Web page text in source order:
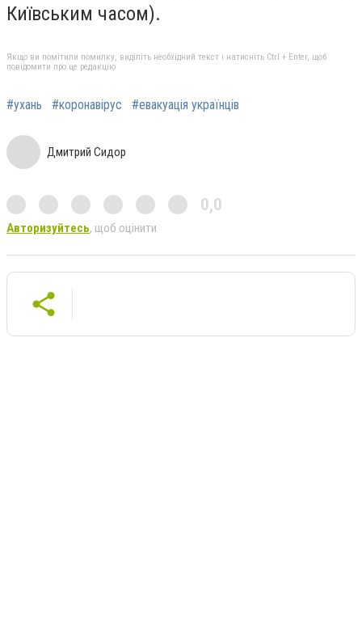
Київським часом).
Якщо ви помітили помилку, виділіть необхідний текст і натисніть Ctrl + Enter, щоб
повідомити про це редакцію
#ухань #коронавірус #евакуація українців
Дмитрий Сидор
0,0
Авторизуйтесь, щоб оцінити